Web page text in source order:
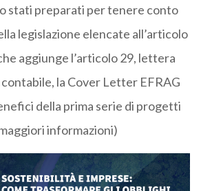
stati preparati per tenere conto
legislazione elencate all’articolo
aggiunge l’articolo 29, lettera
la Cover Letter EFRAG
della prima serie di progetti
informazioni)